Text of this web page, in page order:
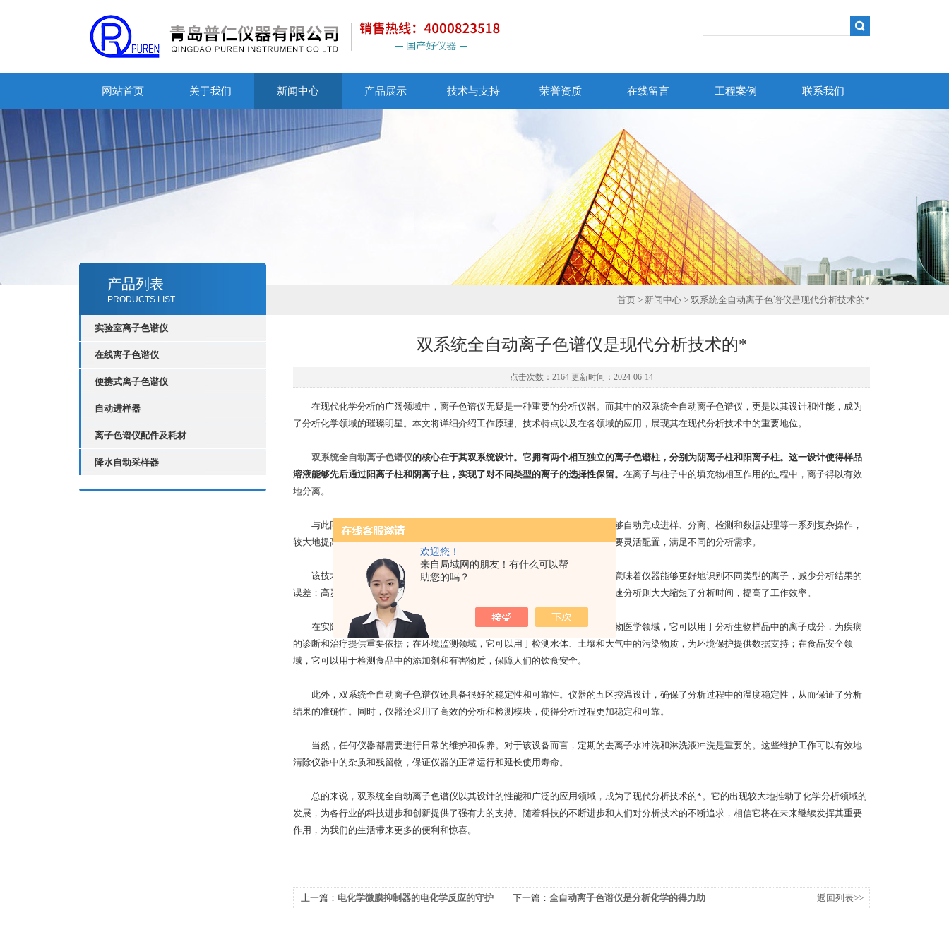
欢迎您！
来自局域网的朋友！有什么可以帮
助您的吗？
网站首页 关于我们 新闻中心 产品展示 技术与支持 荣誉资质 在线留言 工程案例 联系我们
产品列表
PRODUCTS LIST
实验室离子色谱仪
在线离子色谱仪
便携式离子色谱仪
自动进样器
离子色谱仪配件及耗材
降水自动采样器
首页 > 新闻中心 > 双系统全自动离子色谱仪是现代分析技术的*
双系统全自动离子色谱仪是现代分析技术的*
点击次数：2164 更新时间：2024-06-14
在现代化学分析的广阔领域中，离子色谱仪无疑是一种重要的分析仪器。而其中的双系统全自动离子色谱仪，更是以其设计和性能，成为
了分析化学领域的璀璨明星。本文将详细介绍工作原理、技术特点以及在各领域的应用，展现其在现代分析技术中的重要地位。
双系统全自动离子色谱仪的核心在于其双系统设计。它拥有两个相互独立的离子色谱柱，分别为阴离子柱和阳离子柱。这一设计使得样品
溶液能够先后通过阳离子柱和阴离子柱，实现了对不同类型的离子的选择性保留。 在离子与柱子中的填充物相互作用的过程中，离子得以有效
地分离。
与此同时，还具备自动化程度高、操作简便的特点。通过控制系统，仪器能够自动完成进样、分离、检测和数据处理等一系列复杂操作，
较大地提高了分析效率和准确性。此外，仪器的模块化设计使得用户可以根据需要灵活配置，满足不同的分析需求。
该技术特点主要体现在高分辨率、高灵敏度以及快速分析等方面。高分辨率意味着仪器能够更好地识别不同类型的离子，减少分析结果的
误差；高灵敏度则使得仪器能够检测到较低浓度的离子，拓宽了应用范围；而快速分析则大大缩短了分析时间，提高了工作效率。
在实际应用中，被广泛应用于生物医学、环境监测、食品安全等领域。在生物医学领域，它可以用于分析生物样品中的离子成分，为疾病
的诊断和治疗提供重要依据；在环境监测领域，它可以用于检测水体、土壤和大气中的污染物质，为环境保护提供数据支持；在食品安全领
域，它可以用于检测食品中的添加剂和有害物质，保障人们的饮食安全。
此外，双系统全自动离子色谱仪还具备很好的稳定性和可靠性。仪器的五区控温设计，确保了分析过程中的温度稳定性，从而保证了分析
结果的准确性。同时，仪器还采用了高效的分析和检测模块，使得分析过程更加稳定和可靠。
当然，任何仪器都需要进行日常的维护和保养。对于该设备而言，定期的去离子水冲洗和淋洗液冲洗是重要的。这些维护工作可以有效地
清除仪器中的杂质和残留物，保证仪器的正常运行和延长使用寿命。
总的来说，双系统全自动离子色谱仪以其设计的性能和广泛的应用领域，成为了现代分析技术的*。它的出现较大地推动了化学分析领域的
发展，为各行业的科技进步和创新提供了强有力的支持。随着科技的不断进步和人们对分析技术的不断追求，相信它将在未来继续发挥其重要
作用，为我们的生活带来更多的便利和惊喜。
上一篇： 电化学微膜抑制器的电化学反应的守护
下一篇： 全自动离子色谱仪是分析化学的得力助
返回列表>>